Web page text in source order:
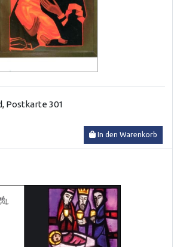
Postkarte 301
In den Warenkorb